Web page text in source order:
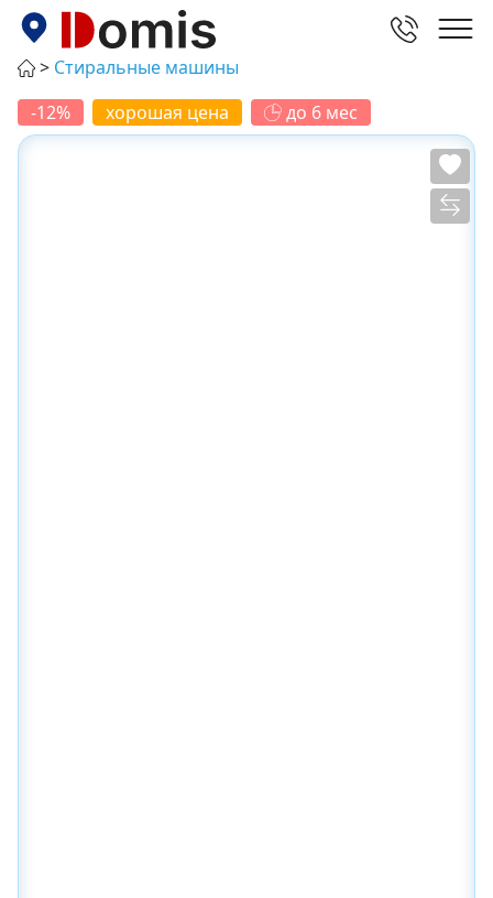
Стиральные машины
-12%
хорошая цена до 6 мес